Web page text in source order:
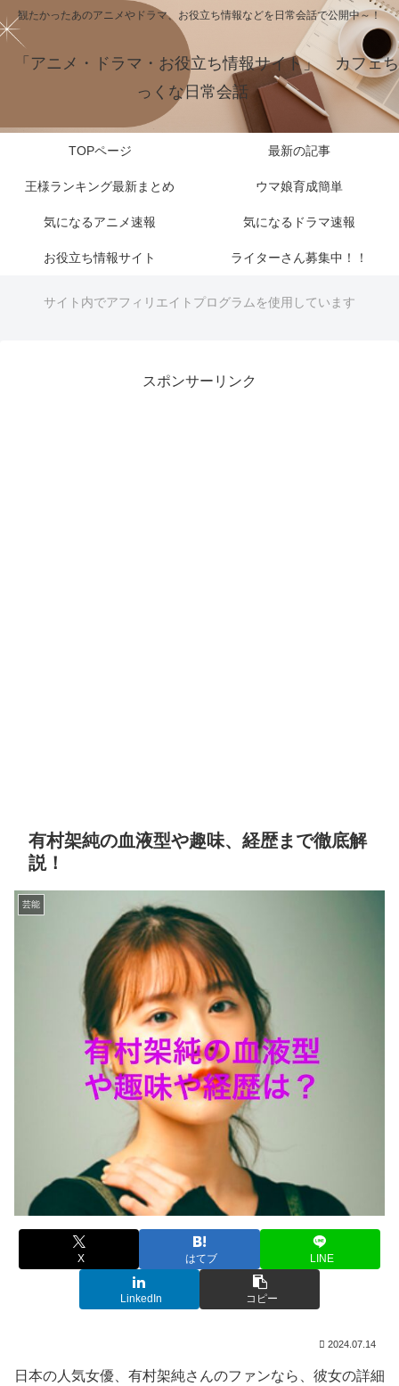
観たかったあのアニメやドラマ、お役立ち情報などを日常会話で公開中～！
「アニメ・ドラマ・お役立ち情報サイト」 カフェち
っくな日常会話
TOPページ 最新の記事
王様ランキング最新まとめ ウマ娘育成簡単
気になるアニメ速報 気になるドラマ速報
お役立ち情報サイト ライターさん募集中！！
サイト内でアフィリエイトプログラムを使用しています
スポンサーリンク
有村架純の血液型や趣味、経歴まで徹底解
説！
芸能
X はてブ LINE
LinkedIn コピー
2024.07.14
日本の人気女優、有村架純さんのファンなら、彼女の詳細